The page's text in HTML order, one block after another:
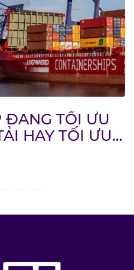
ĐANG TỐI ƯU
HAY TỐI ƯU